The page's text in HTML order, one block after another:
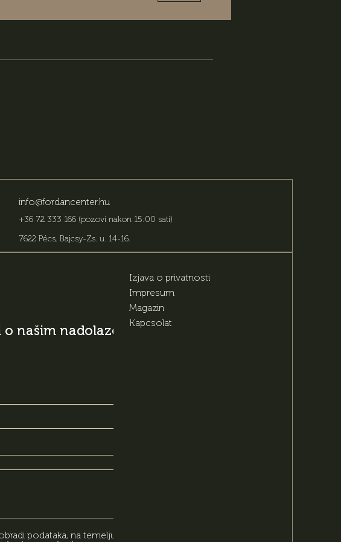
info@fordancenter.hu
+36 72 333 166 (pozovi nakon 15:00 sati)
7622 Pécs, Bajcsy-Zs. u. 14-16.
našim nadolazećim
podataka, na temelju
Izjava o privatnosti
Impresum
Magazin
Kapcsolat